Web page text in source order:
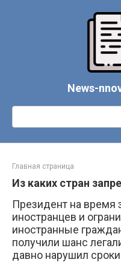
News-
Поиск:
Главная страница
Из каких стран
Президент на время
иностранцев и
иностранные
получили шанс
давно нарушил сроки